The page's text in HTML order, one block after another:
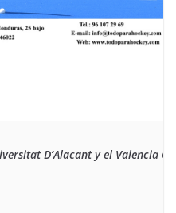
D’Alacant y el Valencia